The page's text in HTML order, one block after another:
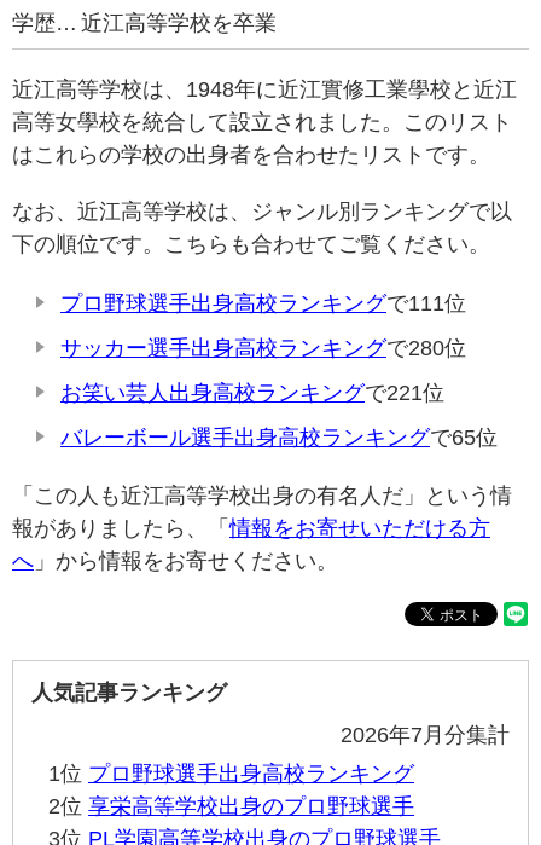
学歴… 近江高等学校を卒業
近江高等学校は、1948年に近江實修工業學校と近江
高等女學校を統合して設立されました。このリスト
はこれらの学校の出身者を合わせたリストです。
なお、近江高等学校は、ジャンル別ランキングで以
下の順位です。こちらも合わせてご覧ください。
プロ野球選手出身高校ランキングで111位
サッカー選手出身高校ランキングで280位
お笑い芸人出身高校ランキングで221位
バレーボール選手出身高校ランキングで65位
「この人も近江高等学校出身の有名人だ」という情
報がありましたら、「情報をお寄せいただける方
へ 」から情報をお寄せください。
人気記事ランキング
2026年7月分集計
1位 プロ野球選手出身高校ランキング
2位 享栄高等学校出身のプロ野球選手
3位 PL学園高等学校出身のプロ野球選手